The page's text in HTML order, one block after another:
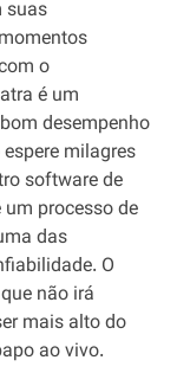
suas
o
é um
desempenho
milagres
software de
um processo de
das
O
não irá
mais alto do
ao vivo.